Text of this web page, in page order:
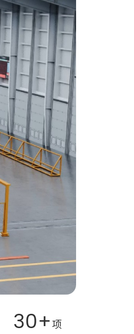
30+项